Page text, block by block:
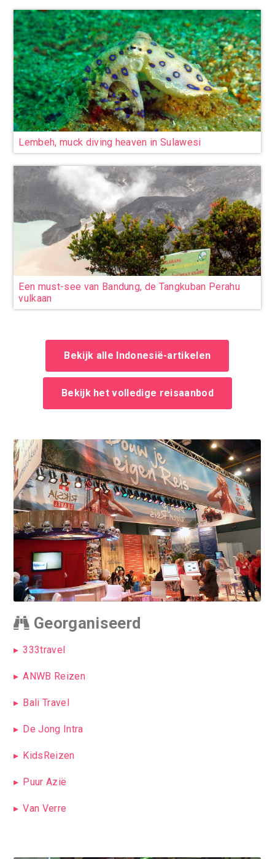
Lembeh, muck diving heaven in Sulawesi
Een must-see van Bandung, de Tangkuban Perahu
vulkaan
Bekijk alle Indonesië-artikelen
Bekijk het volledige reisaanbod
Georganiseerd
333travel
ANWB Reizen
Bali Travel
De Jong Intra
KidsReizen
Puur Azië
Van Verre